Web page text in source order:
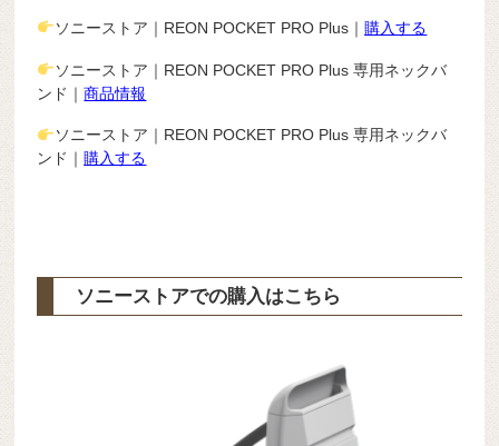
ソニーストア｜REON POCKET PRO Plus｜ 購入する
ソニーストア｜REON POCKET PRO Plus 専用ネックバ
ンド｜商品情報
ソニーストア｜REON POCKET PRO Plus 専用ネックバ
ンド｜購入する
ソニーストアでの購入はこちら